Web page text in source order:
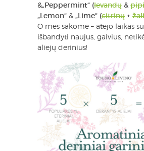
&„Peppermint“ (levandų &
„Lemon“ & „Lime“ (citrinų +
O mes sakome – atėjo laikas
išbandyti naujus, gaivius,
aliejų derinius!